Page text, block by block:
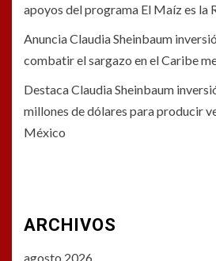
apoyos del programa El Maíz es la
Anuncia Claudia Sheinbaum
combatir el sargazo en el Caribe
Destaca Claudia Sheinbaum
millones de dólares para producir
México
ARCHIVOS
agosto 2026